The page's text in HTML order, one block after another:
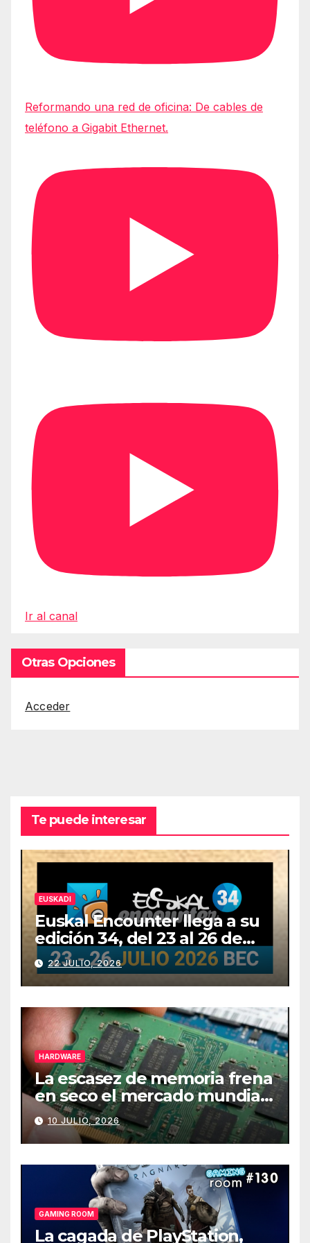
Reformando una red de oficina: De cables de
teléfono a Gigabit Ethernet.
Ir al canal
Otras Opciones
Acceder
Te puede interesar
EUSKADI
Euskal Encounter llega a su
edición 34, del 23 al 26 de
julio
22 JULIO, 2026
HARDWARE
La escasez de memoria frena
en seco el mercado mundial
de PCs
10 JULIO, 2026
GAMING ROOM
La cagada de PlayStation,